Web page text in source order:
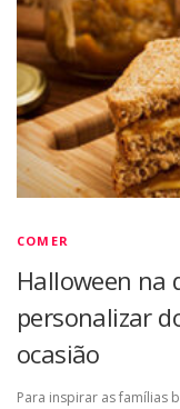
COMER
Halloween na
personalizar
ocasião
Para inspirar as famílias